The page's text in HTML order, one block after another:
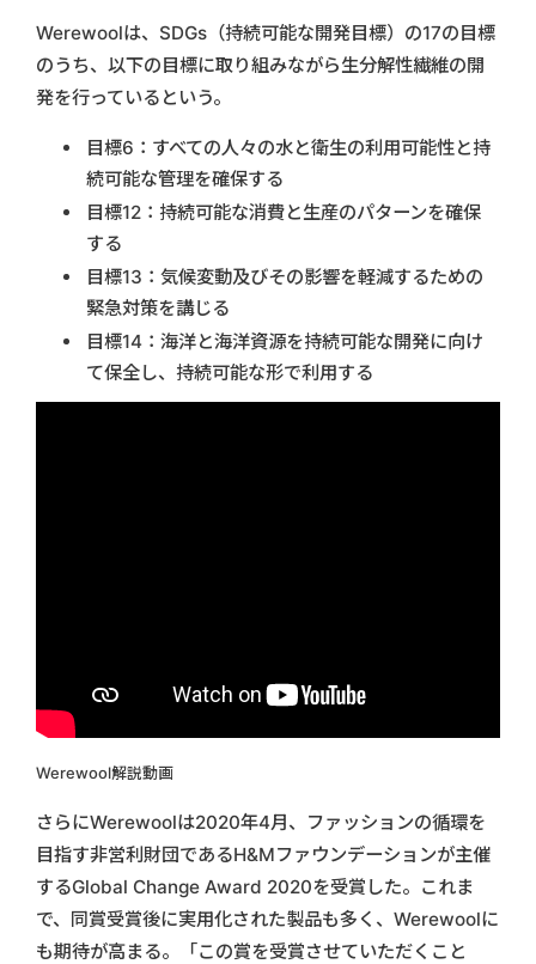
Werewoolは、SDGs（持続可能な開発目標）の17の目標
のうち、以下の目標に取り組みながら生分解性繊維の開
発を行っているという。
目標6：すべての人々の水と衛生の利用可能性と持
続可能な管理を確保する
目標12：持続可能な消費と生産のパターンを確保
する
目標13：気候変動及びその影響を軽減するための
緊急対策を講じる
目標14：海洋と海洋資源を持続可能な開発に向け
て保全し、持続可能な形で利用する
Werewool解説動画
さらにWerewoolは2020年4月、ファッションの循環を
目指す非営利財団であるH&Mファウンデーションが主催
するGlobal Change Award 2020を受賞した。これま
で、同賞受賞後に実用化された製品も多く、Werewoolに
も期待が高まる。「この賞を受賞させていただくこと